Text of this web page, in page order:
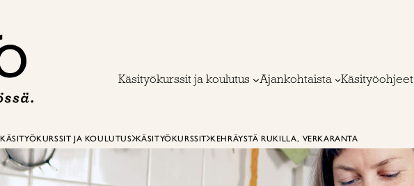
Käsityökurssit ja koulutus Ajankohtaista Käsityöohjeet
KÄSITYÖKURSSIT JA KOULUTUS KÄSITYÖKURSSIT KEHRÄYSTÄ RUKILLA, VERKARANTA